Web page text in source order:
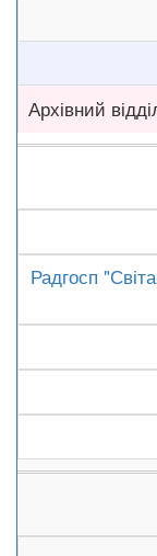
Архівний
Радгосп